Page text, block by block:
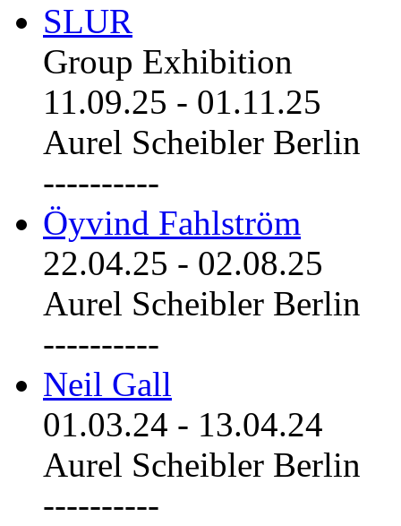
SLUR
Group Exhibition
11.09.25 - 01.11.25
Aurel Scheibler Berlin
----------
Öyvind Fahlström
22.04.25 - 02.08.25
Aurel Scheibler Berlin
----------
Neil Gall
01.03.24 - 13.04.24
Aurel Scheibler Berlin
----------